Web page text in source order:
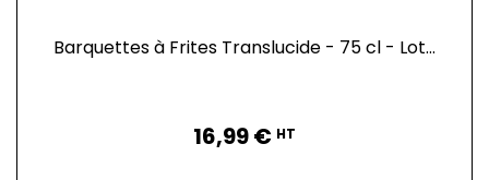
Barquettes à Frites Translucide - 75 cl - Lot...
16,99 € HT